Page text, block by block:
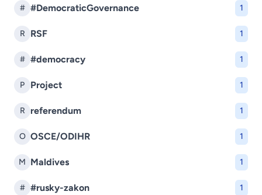
# #DemocraticGovernance 1
R RSF 1
# #democracy 1
P Project 1
R referendum 1
O OSCE/ODIHR 1
M Maldives 1
# #rusky-zakon 1